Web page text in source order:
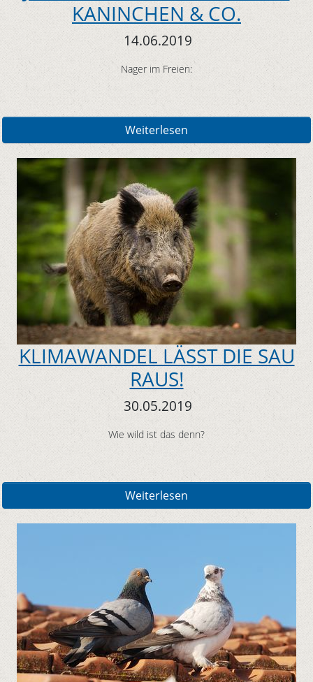
KANINCHEN & CO.
14.06.2019
Nager im Freien:
Weiterlesen
KLIMAWANDEL LÄSST DIE SAU
RAUS!
30.05.2019
Wie wild ist das denn?
Weiterlesen